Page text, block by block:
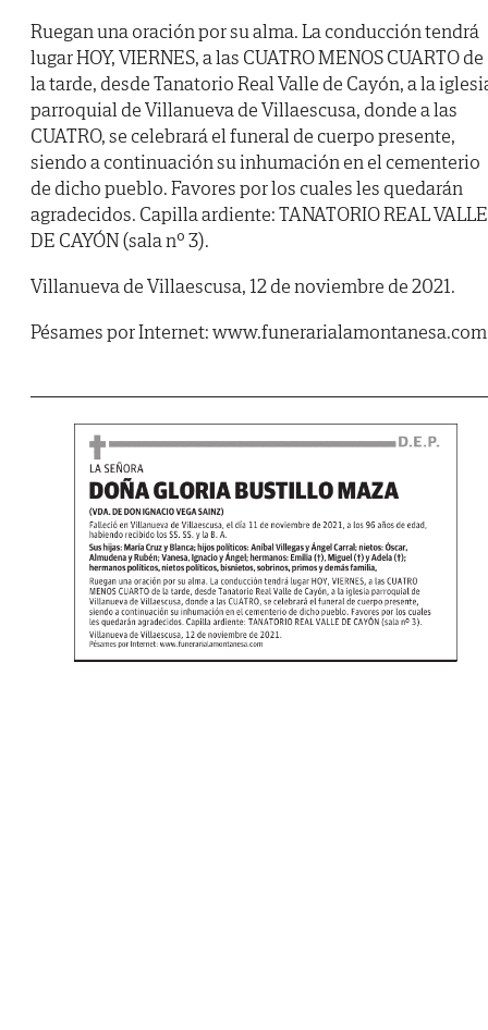
Ruegan una oración por su alma. La conducción tendrá
lugar HOY, VIERNES, a las CUATRO MENOS CUARTO de
la tarde, desde Tanatorio Real Valle de Cayón, a la
parroquial de Villanueva de Villaescusa, donde a las
CUATRO, se celebrará el funeral de cuerpo presente,
siendo a continuación su inhumación en el cementerio
de dicho pueblo. Favores por los cuales les quedarán
agradecidos. Capilla ardiente: TANATORIO REAL VALLE
DE CAYÓN (sala nº 3).
Villanueva de Villaescusa, 12 de noviembre de 2021.
Pésames por Internet: www.funerarialamontanesa.com